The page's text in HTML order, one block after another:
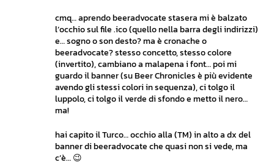
cmq… aprendo beeradvocate stasera mi è balzato
l’occhio sul file .ico (quello nella barra degli indirizzi)
e… sogno o son desto? ma è cronache o
beeradvocate? stesso concetto, stesso colore
(invertito), cambiano a malapena i font… poi mi
guardo il banner (su Beer Chronicles è più evidente
avendo gli stessi colori in sequenza), ci tolgo il
luppolo, ci tolgo il verde di sfondo e metto il nero…
ma!
hai capito il Turco… occhio alla (TM) in alto a dx del
banner di beeradvocate che quasi non si vede, ma
c’è… 😉